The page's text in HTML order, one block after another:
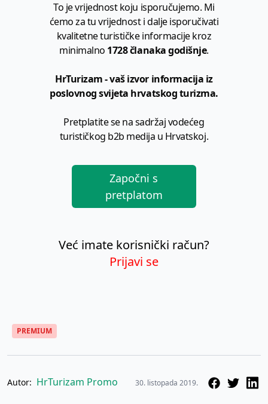
To je vrijednost koju isporučujemo. Mi
ćemo za tu vrijednost i dalje isporučivati
kvalitetne turističke informacije kroz
minimalno 1728 članaka godišnje.
HrTurizam - vaš izvor informacija iz
poslovnog svijeta hrvatskog turizma.
Pretplatite se na sadržaj vodećeg
turističkog b2b medija u Hrvatskoj.
Započni s
pretplatom
Već imate korisnički račun?
Prijavi se
PREMIUM
Autor: HrTurizam Promo 30. listopada 2019.